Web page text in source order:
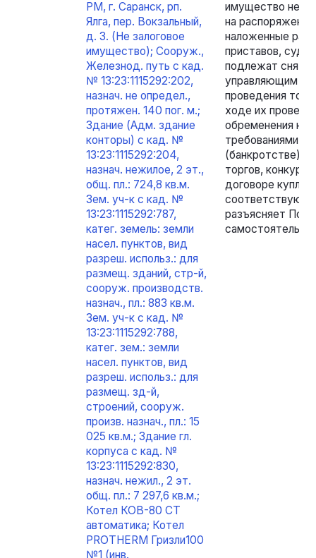
РМ, г. Саранск, рп.
Ялга, пер. Вокзальный,
д. 3. (Не залоговое
имущество); Сооруж.,
Железнод. путь с кад.
№ 13:23:1115292:202,
назнач. не определ.,
протяжен. 140 пог. м.;
Здание (Адм. здание
конторы) с кад. №
13:23:1115292:204,
назнач. нежилое, 2 эт.,
общ. пл.: 724,8 кв.м.
Зем. уч-к с кад. №
13:23:1115292:787,
катег. земель: земли
насел. пунктов, вид
разреш. использ.: для
размещ. зданий, стр-й,
сооруж. производств.
назнач., пл.: 883 кв.м.
Зем. уч-к с кад. №
13:23:1115292:788,
катег. зем.: земли
насел. пунктов, вид
разреш. использ.: для
размещ. зд-й,
строений, сооруж.
произв. назнач., пл.: 15
025 кв.м.; Здание гл.
корпуса с кад. №
13:23:1115292:830,
назнач. нежил., 2 эт.
общ. пл.: 7 297,6 кв.м.;
Котел КОВ-80 СТ
автоматика; Котел
PROTHERM Гризли100
№1 (инв.
имущество не
на
наложенные
приставов,
подлежат
управляющим в
проведения
ходе их
обременения не
требованиями ч.
(банкротстве)»,
торгов,
договоре купли-
разъясняет